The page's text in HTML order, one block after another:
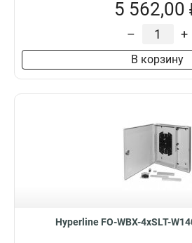
5 562,00
– +
В корзину
Hyperline FO-WBX-4xSLT-